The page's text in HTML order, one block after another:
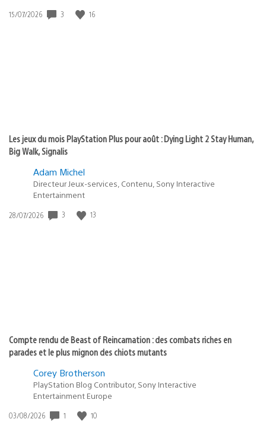
Date
15/07/2026 3 16
Les jeux du mois PlayStation Plus pour août : Dying Light 2 Stay Human,
Big Walk, Signalis
Adam Michel
Directeur Jeux-services, Contenu, Sony Interactive
Entertainment
Date
28/07/2026 3 13
Compte rendu de Beast of Reincarnation : des combats riches en
parades et le plus mignon des chiots mutants
Corey Brotherson
PlayStation Blog Contributor, Sony Interactive
Entertainment Europe
Date
03/08/2026 1 10